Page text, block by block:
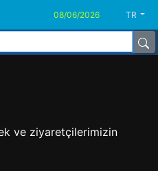
ve ziyaretçilerimizin
TR